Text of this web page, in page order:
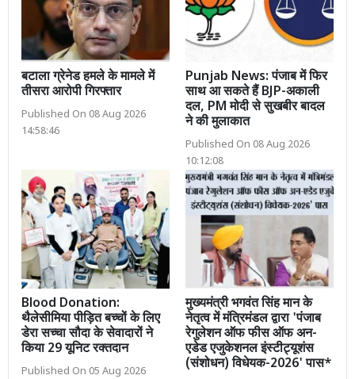
बटाला ग्रेनेड हमले के मामले में
तीसरा आरोपी गिरफ्तार
Published On 08 Aug 2026
14:58:46
Punjab News: पंजाब में फिर
साथ आ सकते हैं BJP-अकाली
दल, PM मोदी से सुखबीर बादल
ने की मुलाकात
Published On 08 Aug 2026
10:12:08
Blood Donation:
थैलेसीमिया पीड़ित बच्चों के लिए
डेरा सच्चा सौदा के सेवादारों ने
किया 29 यूनिट रक्तदान
Published On 05 Aug 2026
मुख्यमंत्री भगवंत सिंह मान के
नेतृत्व में मंत्रिमंडल द्वारा 'पंजाब
रेगुलेशन ऑफ फीस ऑफ अन-
एडेड एजुकेशनल इंस्टीट्यूशंस
(संशोधन) विधेयक-2026' पास*